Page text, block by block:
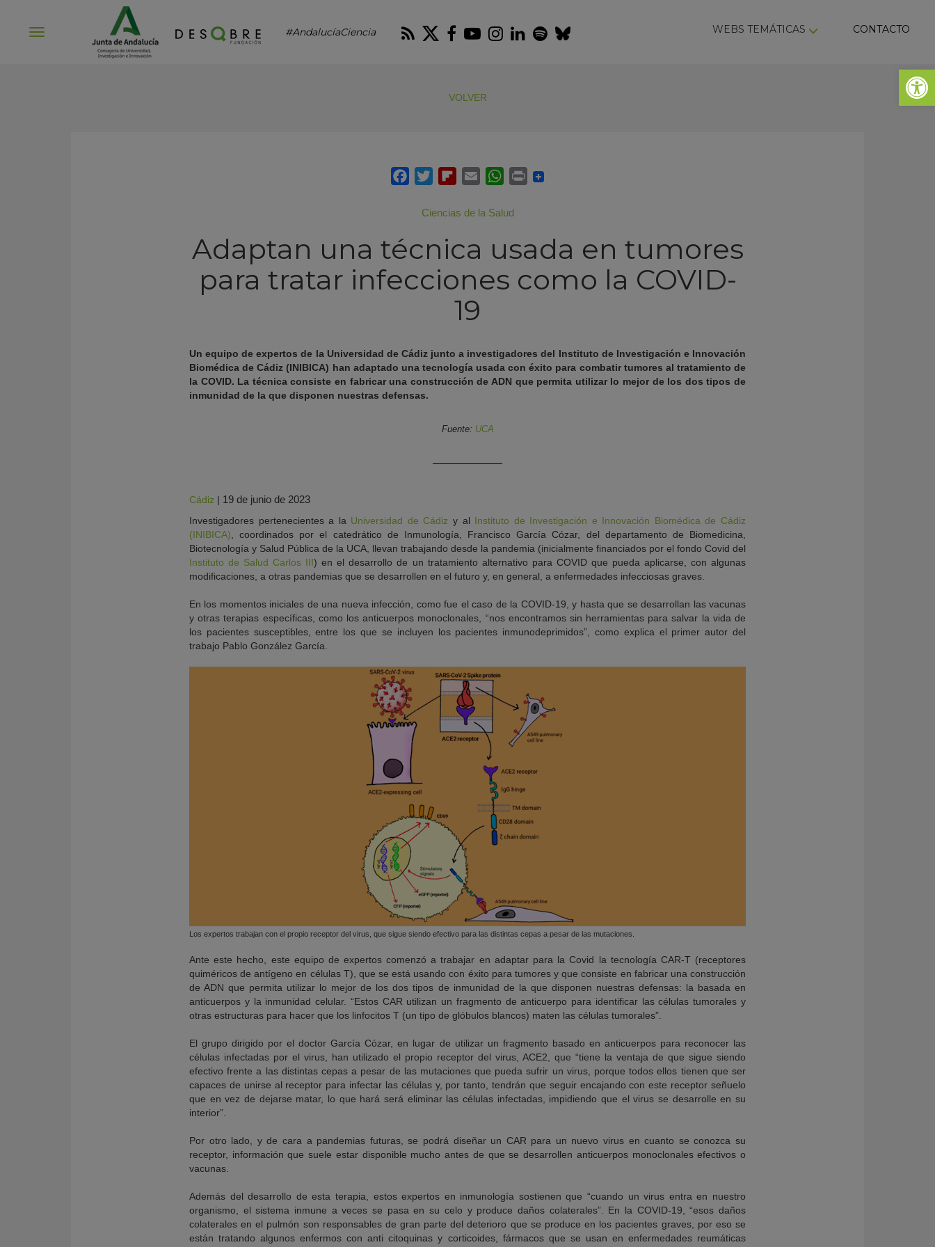
Abrir
#AndalucíaCiencia RSS Twitter
Facebook
Youtube
Instagram
LinkedIn
Spotify
Bluesky WEBS TEMÁTICAS CONTACTO
VOLVER
Ciencias de la Salud
Adaptan una técnica usada en tumores
para tratar infecciones como la COVID-
19
Un equipo de expertos de la Universidad de Cádiz junto a investigadores del Instituto de Investigación e Innovación
Biomédica de Cádiz (INIBICA) han adaptado una tecnología usada con éxito para combatir tumores al tratamiento de
la COVID. La técnica consiste en fabricar una construcción de ADN que permita utilizar lo mejor de los dos tipos de
inmunidad de la que disponen nuestras defensas.
Fuente: UCA
Cádiz | 19 de junio de 2023
Investigadores pertenecientes a la Universidad de Cádiz y al Instituto de Investigación e Innovación Biomédica de Cádiz
(INIBICA) , coordinados por el catedrático de Inmunología, Francisco García Cózar, del departamento de Biomedicina,
Biotecnología y Salud Pública de la UCA, llevan trabajando desde la pandemia (inicialmente financiados por el fondo Covid del
Instituto de Salud Carlos III) en el desarrollo de un tratamiento alternativo para COVID que pueda aplicarse, con algunas
modificaciones, a otras pandemias que se desarrollen en el futuro y, en general, a enfermedades infecciosas graves.
En los momentos iniciales de una nueva infección, como fue el caso de la COVID-19, y hasta que se desarrollan las vacunas
y otras terapias específicas, como los anticuerpos monoclonales, “nos encontramos sin herramientas para salvar la vida de
los pacientes susceptibles, entre los que se incluyen los pacientes inmunodeprimidos”, como explica el primer autor del
trabajo Pablo González García.
Los expertos trabajan con el propio receptor del virus, que sigue siendo efectivo para las distintas cepas a pesar de las mutaciones.
Ante este hecho, este equipo de expertos comenzó a trabajar en adaptar para la Covid la tecnología CAR-T (receptores
quiméricos de antígeno en células T), que se está usando con éxito para tumores y que consiste en fabricar una construcción
de ADN que permita utilizar lo mejor de los dos tipos de inmunidad de la que disponen nuestras defensas: la basada en
anticuerpos y la inmunidad celular. “Estos CAR utilizan un fragmento de anticuerpo para identificar las células tumorales y
otras estructuras para hacer que los linfocitos T (un tipo de glóbulos blancos) maten las células tumorales”.
El grupo dirigido por el doctor García Cózar, en lugar de utilizar un fragmento basado en anticuerpos para reconocer las
células infectadas por el virus, han utilizado el propio receptor del virus, ACE2, que “tiene la ventaja de que sigue siendo
efectivo frente a las distintas cepas a pesar de las mutaciones que pueda sufrir un virus, porque todos ellos tienen que ser
capaces de unirse al receptor para infectar las células y, por tanto, tendrán que seguir encajando con este receptor señuelo
que en vez de dejarse matar, lo que hará será eliminar las células infectadas, impidiendo que el virus se desarrolle en su
interior”.
Por otro lado, y de cara a pandemias futuras, se podrá diseñar un CAR para un nuevo virus en cuanto se conozca su
receptor, información que suele estar disponible mucho antes de que se desarrollen anticuerpos monoclonales efectivos o
vacunas.
Además del desarrollo de esta terapia, estos expertos en inmunología sostienen que “cuando un virus entra en nuestro
organismo, el sistema inmune a veces se pasa en su celo y produce daños colaterales”. En la COVID-19, “esos daños
colaterales en el pulmón son responsables de gran parte del deterioro que se produce en los pacientes graves, por eso se
están tratando algunos enfermos con anti citoquinas y corticoides, fármacos que se usan en enfermedades reumáticas